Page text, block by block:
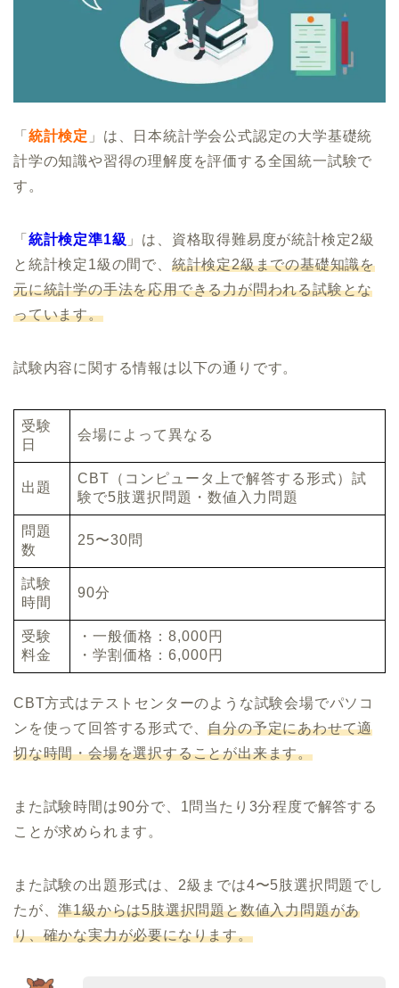
「 統計検定 」は、日本統計学会公式認定の大学基礎統
計学の知識や習得の理解度を評価する全国統一試験で
す。
「 統計検定準1級 」は、資格取得難易度が統計検定2級
と統計検定1級の間で、 統計検定2級までの基礎知識を
元に統計学の手法を応用できる力が問われる試験とな
っています。
試験内容に関する情報は以下の通りです。
受験
日
会場によって異なる
出題
CBT（コンピュータ上で解答する形式）試
験で5肢選択問題・数値入力問題
問題
数
25〜30問
試験
時間
90分
受験
料金
・一般価格：8,000円
・学割価格：6,000円
CBT方式はテストセンターのような試験会場でパソコ
ンを使って回答する形式で、自分の予定にあわせて適
切な時間・会場を選択することが出来ます。
また試験時間は90分で、1問当たり3分程度で解答する
ことが求められます。
また試験の出題形式は、2級までは4〜5肢選択問題でし
たが、準1級からは5肢選択問題と数値入力問題があ
り、確かな実力が必要になります。